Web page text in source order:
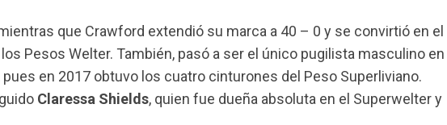
que Crawford extendió su marca a 40 – 0 y se convirtió en el
Pesos Welter. También, pasó a ser el único pugilista masculino en
en 2017 obtuvo los cuatro cinturones del Peso Superliviano.
Claressa Shields, quien fue dueña absoluta en el Superwelter y